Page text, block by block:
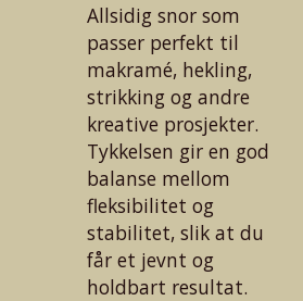
Allsidig snor som
passer perfekt til
makramé, hekling,
strikking og andre
kreative prosjekter.
Tykkelsen gir en god
balanse mellom
fleksibilitet og
stabilitet, slik at du
får et jevnt og
holdbart resultat.